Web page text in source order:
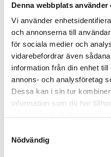
Denna webbplats använder
Vi använder
och annonserna till
för sociala medier och
vidarebefordrar även
information från din enhet
annons- och analysföretag
Dessa kan i sin tur
information som du har
Nödvändig
Varianten finns att köpa i
offertförfrågan väljer du
samttrycke.
Kontakta oss viamejl
några funderingar eller